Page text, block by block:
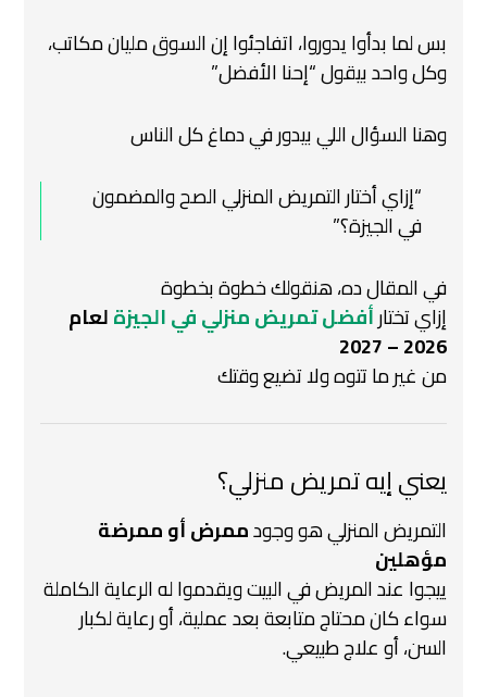
بس لما بدأوا يدوروا، اتفاجئوا إن السوق مليان مكاتب،
وكل واحد بيقول “إحنا الأفضل”
وهنا السؤال اللي بيدور في دماغ كل الناس
“إزاي أختار التمريض المنزلي الصح والمضمون
في الجيزة؟”
في المقال ده، هنقولك خطوة بخطوة
إزاي تختارأفضل تمريض منزلي في الجيزةلعام
2026 – 2027
من غير ما تتوه ولا تضيع وقتك
يعني إيه تمريض منزلي؟
التمريض المنزلي هو وجودممرض أو ممرضة
مؤهلين
ييجوا عند المريض في البيت ويقدموا له الرعاية الكاملة
سواء كان محتاج متابعة بعد عملية، أو رعاية لكبار
السن، أو علاج طبيعي.